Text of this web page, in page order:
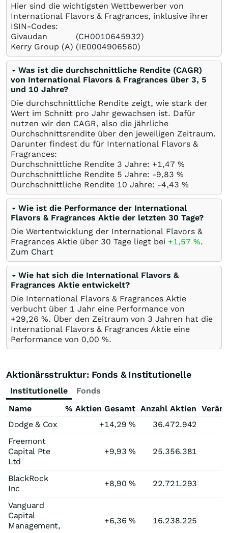
Hier sind die wichtigsten Wettbewerber von
International Flavors & Fragrances, inklusive ihrer
ISIN-Codes:
Givaudan
(CH0010645932)
Kerry Group (A) (IE0004906560)
Was ist die durchschnittliche Rendite (CAGR)
von International Flavors & Fragrances über 3, 5
und 10 Jahre?
Die durchschnittliche Rendite zeigt, wie stark der
Wert im Schnitt pro Jahr gewachsen ist. Dafür
nutzen wir den CAGR, also die jährliche
Durchschnittsrendite über den jeweiligen Zeitraum.
Darunter findest du für International Flavors &
Fragrances:
Durchschnittliche Rendite 3 Jahre: +1,47 %
Durchschnittliche Rendite 5 Jahre: -9,83 %
Durchschnittliche Rendite 10 Jahre: -4,43 %
Wie ist die Performance der International
Flavors & Fragrances Aktie der letzten 30 Tage?
Die Wertentwicklung der International Flavors &
Fragrances Aktie über 30 Tage liegt bei +1,57 %.
Zum Chart
Wie hat sich die International Flavors &
Fragrances Aktie entwickelt?
Die International Flavors & Fragrances Aktie
verbucht über 1 Jahr eine Performance von
+29,26 %. Über den Zeitraum von 3 Jahren hat die
International Flavors & Fragrances Aktie eine
Performance von 0,00 %.
Aktionärsstruktur: Fonds & Institutionelle
Institutionelle
Fonds
Name
% Aktien Gesamt Anzahl Aktien
Dodge & Cox
+14,29%
36.472.942
Freemont
Capital Pte
Ltd
+9,93% 25.356.381
BlackRock
Inc
+8,90% 22.721.293
Vanguard
Capital
Management,
+6,36% 16.238.225